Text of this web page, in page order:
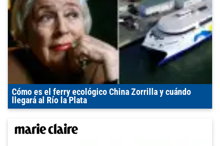
Cómo es el ferry ecológico China Zorrilla y cuándo
llegará al Río la Plata